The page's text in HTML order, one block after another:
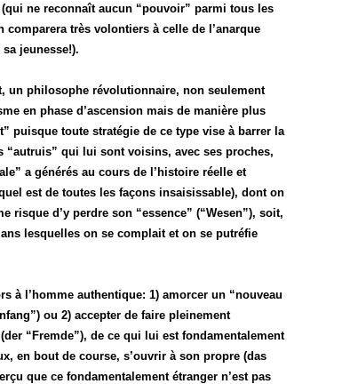
ne reconnaît aucun “pouvoir” parmi tous les
très volontiers à celle de l’anarque
jeunesse!).
un philosophe révolutionnaire, non seulement
en phase d’ascension mais de manière plus
puisque toute stratégie de ce type vise à barrer la
“autruis” qui lui sont voisins, avec ses proches,
a générés au cours de l’histoire réelle et
est de toutes les façons insaisissable), dont on
d’y perdre son “essence” (“Wesen”), soit,
lesquelles on se complait et on se putréfie
à l’homme authentique: 1) amorcer un “nouveau
ou 2) accepter de faire pleinement
“Fremde”), de ce qui lui est fondamentalement
en bout de course, s’ouvrir à son propre (das
que ce fondamentalement étranger n’est pas